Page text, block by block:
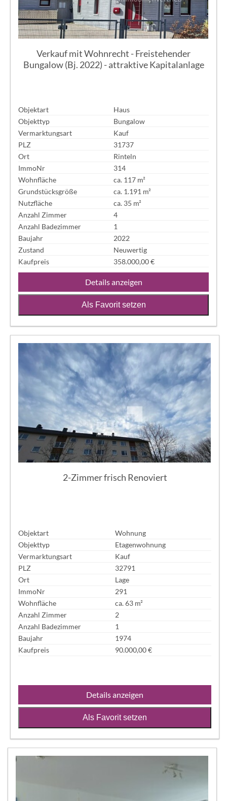
Verkauf mit Wohnrecht - Freistehender
Bungalow (Bj. 2022) - attraktive Kapitalanlage
Objektart
Haus
Objekttyp
Bungalow
Vermarktungsart
Kauf
PLZ
31737
Ort
Rinteln
ImmoNr
314
Wohnfläche
ca. 117 m²
Grundstücksgröße
ca. 1.191 m²
Nutzfläche
ca. 35 m²
Anzahl Zimmer
4
Anzahl Badezimmer
1
Baujahr
2022
Zustand
Neuwertig
Kaufpreis
358.000,00 €
Details anzeigen
Als Favorit setzen
2-Zimmer frisch Renoviert
Objektart
Wohnung
Objekttyp
Etagenwohnung
Vermarktungsart
Kauf
PLZ
32791
Ort
Lage
ImmoNr
291
Wohnfläche
ca. 63 m²
Anzahl Zimmer
2
Anzahl Badezimmer
1
Baujahr
1974
Kaufpreis
90.000,00 €
Details anzeigen
Als Favorit setzen